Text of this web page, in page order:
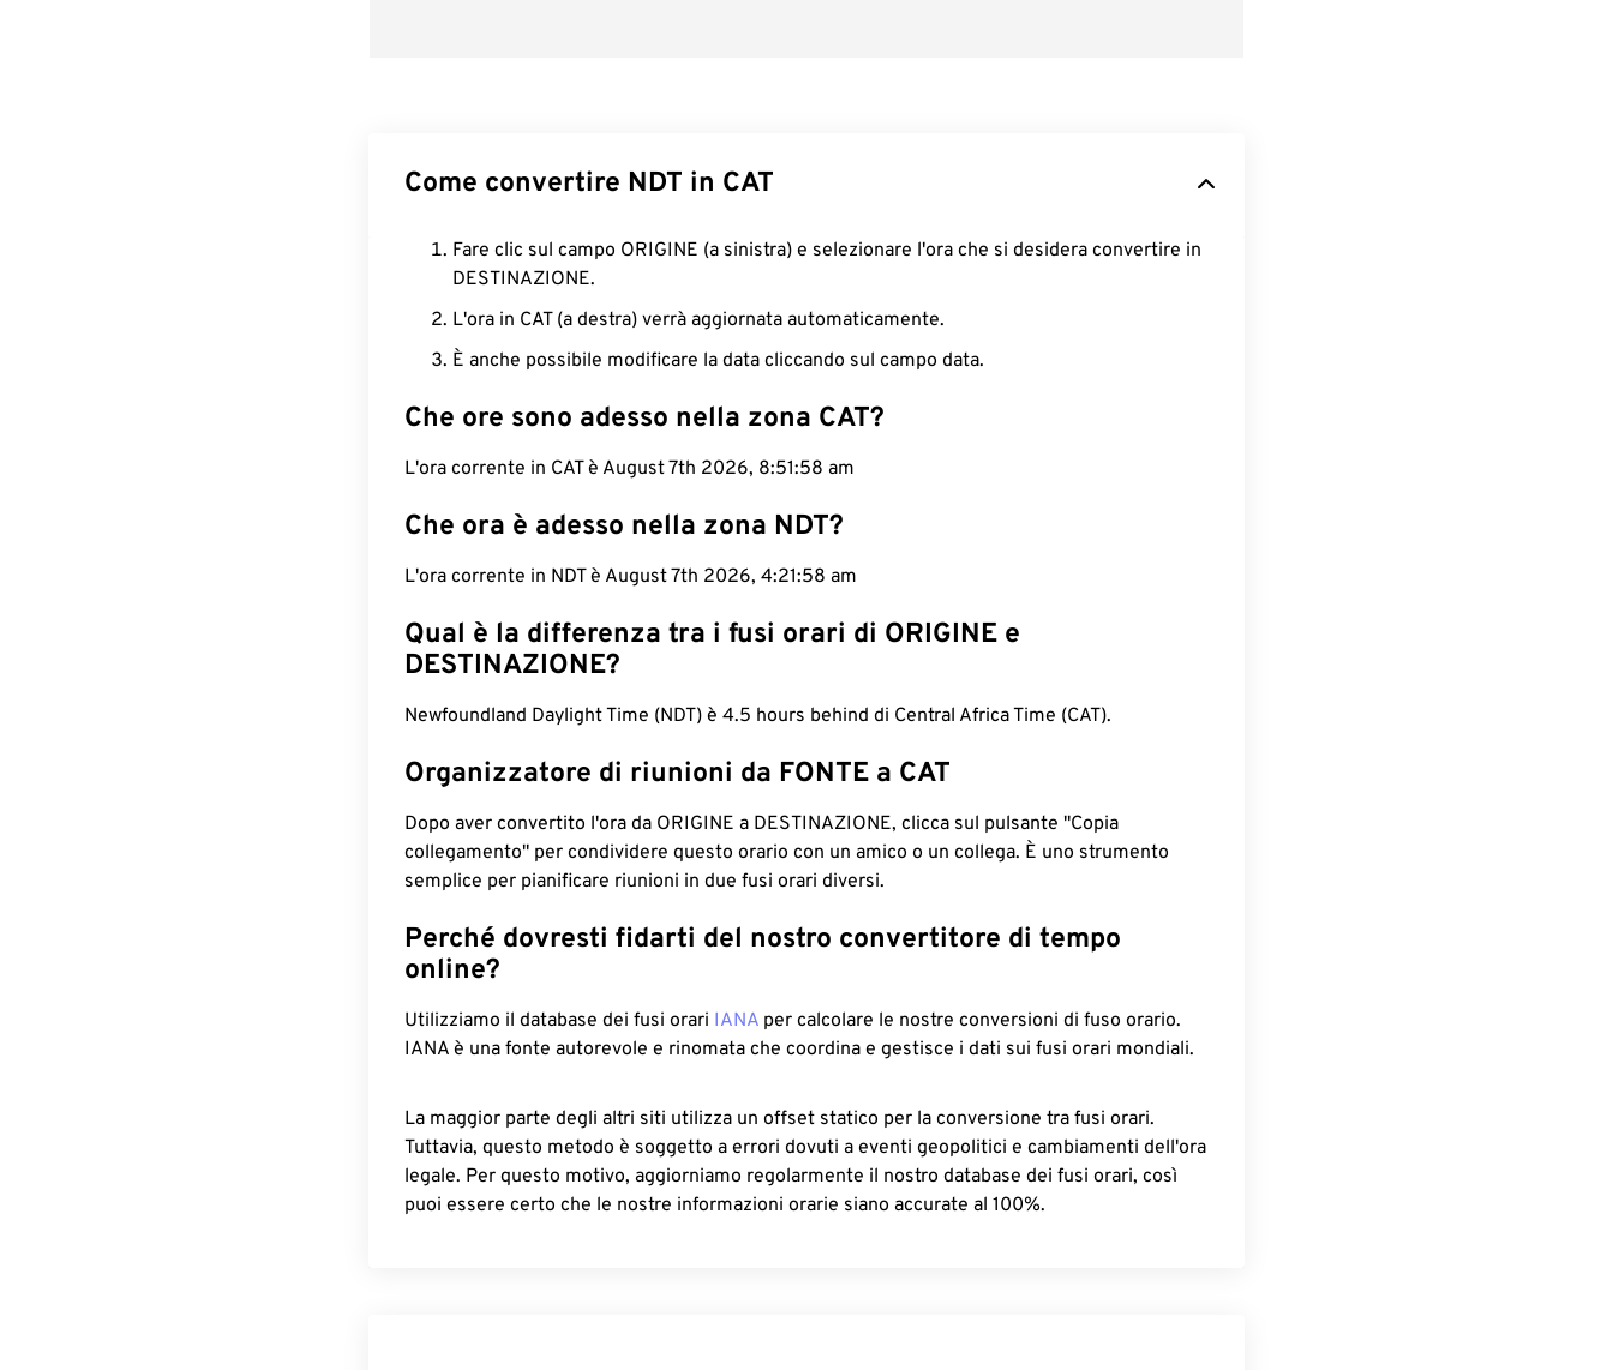
Come convertire NDT in CAT
Fare clic sul campo ORIGINE (a sinistra) e selezionare l'ora che si desidera convertire in
DESTINAZIONE.
L'ora in CAT (a destra) verrà aggiornata automaticamente.
È anche possibile modificare la data cliccando sul campo data.
Che ore sono adesso nella zona CAT?
L'ora corrente in CAT è August 7th 2026, 8:51:59 am
Che ora è adesso nella zona NDT?
L'ora corrente in NDT è August 7th 2026, 4:21:59 am
Qual è la differenza tra i fusi orari di ORIGINE e
DESTINAZIONE?
Newfoundland Daylight Time (NDT) è 4.5 hours behind di Central Africa Time (CAT).
Organizzatore di riunioni da FONTE a CAT
Dopo aver convertito l'ora da ORIGINE a DESTINAZIONE, clicca sul pulsante "Copia
collegamento" per condividere questo orario con un amico o un collega. È uno strumento
semplice per pianificare riunioni in due fusi orari diversi.
Perché dovresti fidarti del nostro convertitore di tempo
online?
Utilizziamo il database dei fusi orari IANA per calcolare le nostre conversioni di fuso orario.
IANA è una fonte autorevole e rinomata che coordina e gestisce i dati sui fusi orari mondiali.
La maggior parte degli altri siti utilizza un offset statico per la conversione tra fusi orari.
Tuttavia, questo metodo è soggetto a errori dovuti a eventi geopolitici e cambiamenti dell'ora
legale. Per questo motivo, aggiorniamo regolarmente il nostro database dei fusi orari, così
puoi essere certo che le nostre informazioni orarie siano accurate al 100%.